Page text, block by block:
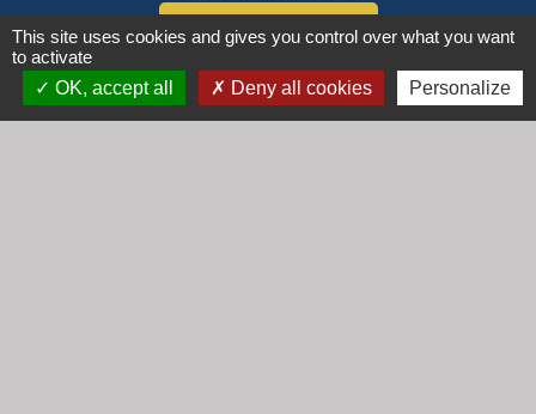
Horaires
Lundi : 16h30 - 18h30
This site uses cookies and gives you control over what you want
to activate
OK, accept all
Deny all cookies Personalize